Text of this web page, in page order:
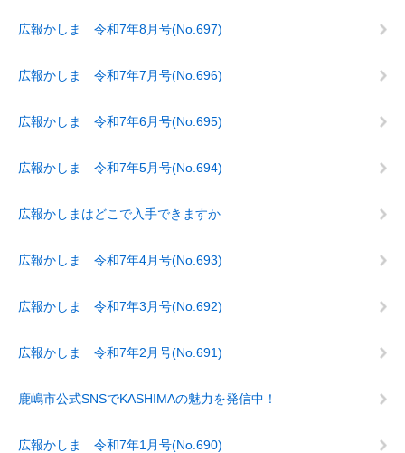
広報かしま 令和7年8月号(No.697)
広報かしま 令和7年7月号(No.696)
広報かしま 令和7年6月号(No.695)
広報かしま 令和7年5月号(No.694)
広報かしまはどこで入手できますか
広報かしま 令和7年4月号(No.693)
広報かしま 令和7年3月号(No.692)
広報かしま 令和7年2月号(No.691)
鹿嶋市公式SNSでKASHIMAの魅力を発信中！
広報かしま 令和7年1月号(No.690)